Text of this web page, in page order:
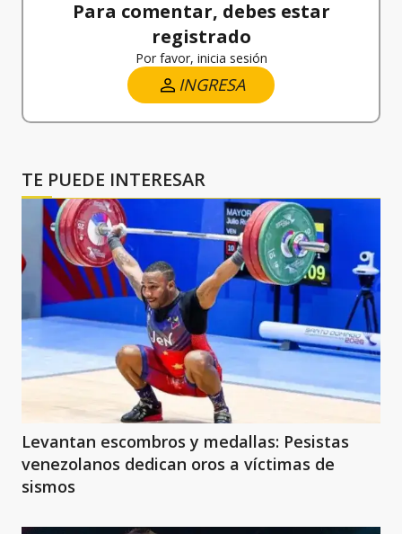
Para comentar, debes estar
registrado
Por favor, inicia sesión
INGRESA
TE PUEDE INTERESAR
Levantan escombros y medallas: Pesistas
venezolanos dedican oros a víctimas de
sismos